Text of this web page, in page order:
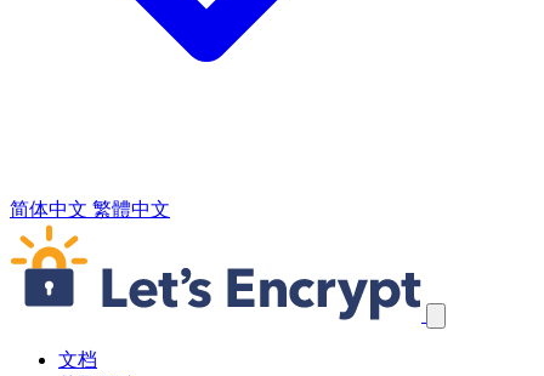
简体中文 繁體中文
跳过导航链接
文档